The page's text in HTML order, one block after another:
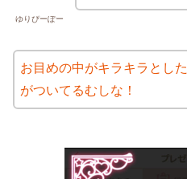
ゆりぴーぽー
お目めの中がキラキラとした
がついてるむしな！